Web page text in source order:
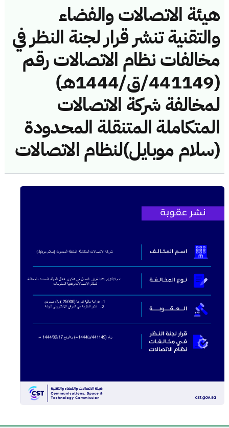
هيئة الاتصالات والفضاء
والتقنية تنشر قرار لجنة النظر في
مخالفات نظام الاتصالات رقم
(441149/ق/1444هـ)
لمخالفة شركة الاتصالات
المتكاملة المتنقلة المحدودة
(سلام موبايل)لنظام الاتصالات